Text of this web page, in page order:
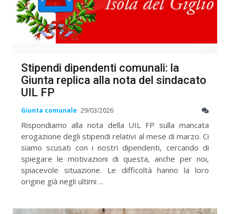
Stipendi dipendenti comunali: la
Giunta replica alla nota del sindacato
UIL FP
Giunta comunale 29/03/2026
Rispondiamo alla nota della UIL FP sulla mancata
erogazione degli stipendi relativi al mese di marzo. Ci
siamo scusati con i nostri dipendenti, cercando di
spiegare le motivazioni di questa, anche per noi,
spiacevole situazione. Le difficoltà hanno la loro
origine già negli ultimi ...